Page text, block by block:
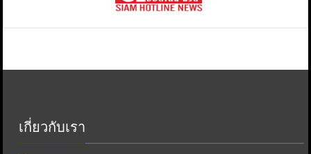
เกี่ยวกับเรา